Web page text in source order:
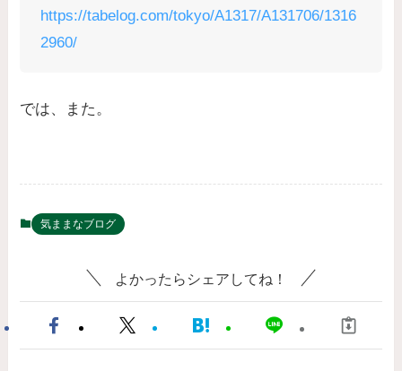
https://tabelog.com/tokyo/A1317/A131706/1316
2960/
では、また。
気ままなブログ
よかったらシェアしてね！